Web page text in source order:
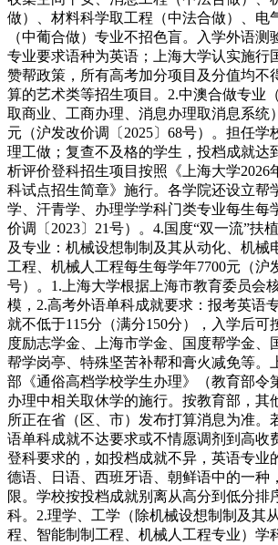
做）、材料科学取工程（中法合做）、电
（中葡合做）专业不招色盲。入学外语测
专业要求语种为英语；上海大学认实施行
赞帮政策，所有高考加分项目及分值均不
算的艺术类等招生项目。2.中澳合做专业
取商业、工商办理、消息办理取消息系统
元（沪发改价调〔2025〕68号）。担任学
理工做；复查不及格的学生，投档成就达
析评价登科招生项目按照《上海大学2026
科试点招生简章》施行。各学院还设立帮
学、汗青学、办理学学科门类专业每生每
价调〔2023〕21号）。4.国度“双一流”扶
及专业：机械设想制制及其从动化、机械
工程、机械人工程每生每学年7700元（沪
号）。1.上海大学根据上海市教育委员会
模，2.高考外语单科成就要求：报考英语
就不低于115分（满分150分），入学后可
度励志学金、上海市学金、国度帮学金、
帮学岗亭、特殊坚苦补帮和膏火减免等。
部《通俗高档学校学生办理》（教育部令
办理中相关取休学的施行。按教育部，其
所正在省（区、市）发布打算消息为准。
语单科成就不达要求或不情愿调剂到高收
登科要求的，如投档成就不异，英语专业
德语、日语、西班牙语、朝鲜语中的一种
限。学校按投档成就别离从高分到低分排
科。2.理学、工学（除机械设想制制及其
程、智能制制工程、机械人工程专业）学